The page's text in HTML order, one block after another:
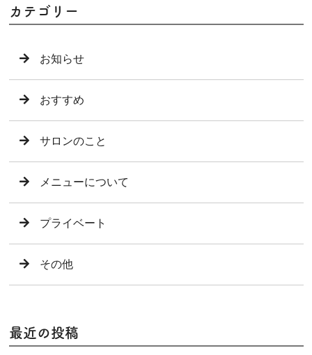
カテゴリー
お知らせ
おすすめ
サロンのこと
メニューについて
プライベート
その他
最近の投稿